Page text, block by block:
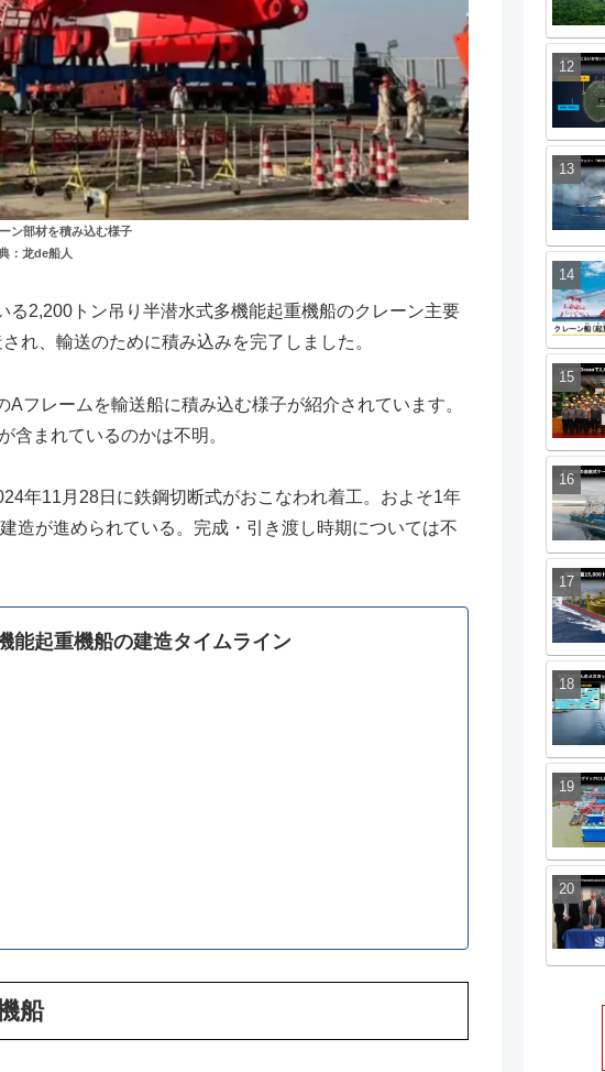
2,200トン吊り半潜水式多機能起重機船のクレーン主要
フレームを輸送船に積み込む様子が紹介されています。